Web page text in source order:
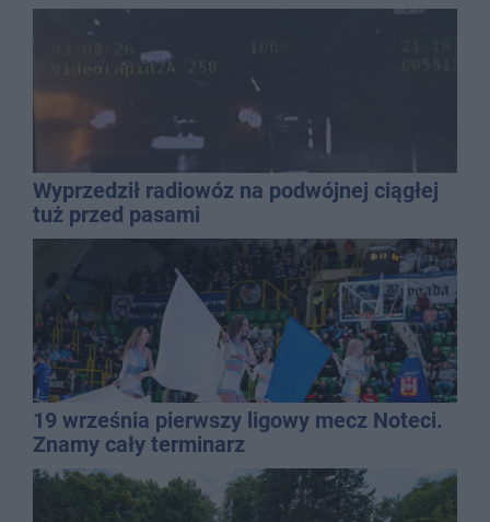
Wyprzedził radiowóz na podwójnej ciągłej
tuż przed pasami
19 września pierwszy ligowy mecz Noteci.
Znamy cały terminarz